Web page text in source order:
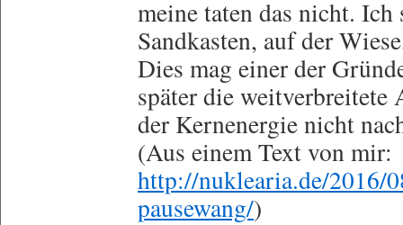
meine taten das nicht.
Sandkasten, auf der
Dies mag einer der
später die weitverbreitete
der Kernenergie nicht
(Aus einem Text von mir:
http://nuklearia.de/2016/
pausewang/)